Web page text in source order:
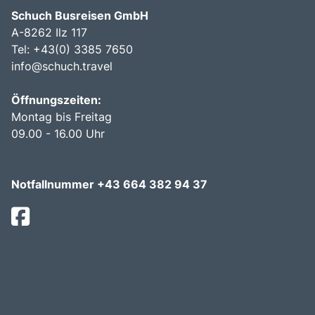
Schuch Busreisen GmbH
A-8262 Ilz 117
Tel: +43(0) 3385 7650
info@schuch.travel
Öffnungszeiten:
Montag bis Freitag
09.00 - 16.00 Uhr
Notfallnummer +43 664 382 94 37